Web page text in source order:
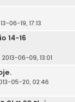
06-19, 17:13
14-16
2013-06-09, 13:01
05-20, 02:46